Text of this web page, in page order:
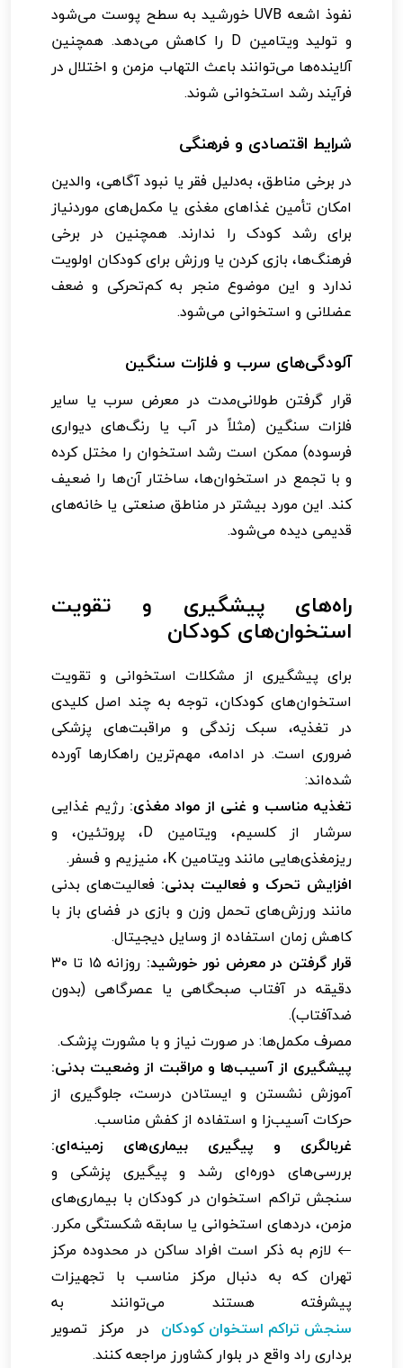
نفوذ اشعه UVB خورشید به سطح پوست می‌شود
و تولید ویتامین D را کاهش می‌دهد. همچنین
آلاینده‌ها می‌توانند باعث التهاب مزمن و اختلال در
فرآیند رشد استخوانی شوند.
شرایط اقتصادی و فرهنگی
در برخی مناطق، به‌دلیل فقر یا نبود آگاهی، والدین
امکان تأمین غذاهای مغذی یا مکمل‌های موردنیاز
برای رشد کودک را ندارند. همچنین در برخی
فرهنگ‌ها، بازی کردن یا ورزش برای کودکان اولویت
ندارد و این موضوع منجر به کم‌تحرکی و ضعف
عضلانی و استخوانی می‌شود.
آلودگی‌های سرب و فلزات سنگین
قرار گرفتن طولانی‌مدت در معرض سرب یا سایر
فلزات سنگین (مثلاً در آب یا رنگ‌های دیواری
فرسوده) ممکن است رشد استخوان را مختل کرده
و با تجمع در استخوان‌ها، ساختار آن‌ها را ضعیف
کند. این مورد بیشتر در مناطق صنعتی یا خانه‌های
قدیمی دیده می‌شود.
راه‌های پیشگیری و تقویت
استخوان‌های کودکان
برای پیشگیری از مشکلات استخوانی و تقویت
استخوان‌های کودکان، توجه به چند اصل کلیدی
در تغذیه، سبک زندگی و مراقبت‌های پزشکی
ضروری است. در ادامه، مهم‌ترین راهکارها آورده
شده‌اند:
تغذیه مناسب و غنی از مواد مغذی: رژیم غذایی
سرشار از کلسیم، ویتامین D، پروتئین، و
ریزمغذی‌هایی مانند ویتامین K، منیزیم و فسفر.
افزایش تحرک و فعالیت بدنی: فعالیت‌های بدنی
مانند ورزش‌های تحمل وزن و بازی در فضای باز با
کاهش زمان استفاده از وسایل دیجیتال.
قرار گرفتن در معرض نور خورشید:
روزانه ۱۵ تا ۳۰
دقیقه در آفتاب صبحگاهی یا عصرگاهی (بدون
ضدآفتاب).
مصرف مکمل‌ها: در صورت نیاز و با مشورت پزشک.
پیشگیری از آسیب‌ها و مراقبت از وضعیت بدنی:
آموزش نشستن و ایستادن درست، جلوگیری از
حرکات آسیب‌زا و استفاده از کفش مناسب.
غربالگری و پیگیری بیماری‌های زمینه‌ای:
بررسی‌های دوره‌ای رشد و پیگیری پزشکی و
سنجش تراکم استخوان در کودکان با بیماری‌های
مزمن، دردهای استخوانی یا سابقه شکستگی مکرر.
لازم به ذکر است افراد ساکن در محدوده مرکز
تهران که به دنبال مرکز مناسب با تجهیزات
پیشرفته هستند می‌توانند به
سنجش تراکم استخوان کودکان در مرکز تصویر
برداری راد واقع در بلوار کشاورز مراجعه کنند.